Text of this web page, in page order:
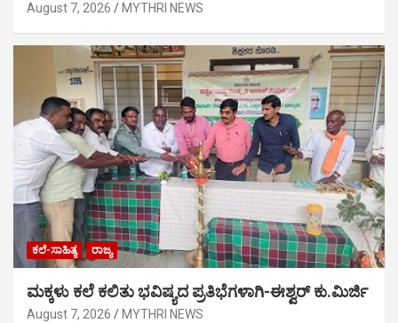
August 7, 2026 MYTHRI NEWS
ಕಲೆ-ಸಾಹಿತ್ಯ ರಾಜ್ಯ
ಮಕ್ಕಳು ಕಲೆ ಕಲಿತು ಭವಿಷ್ಯದ ಪ್ರತಿಭೆಗಳಾಗಿ-ಈಶ್ವರ್ ಕು.ಮಿರ್ಜಿ
August 7, 2026 MYTHRI NEWS